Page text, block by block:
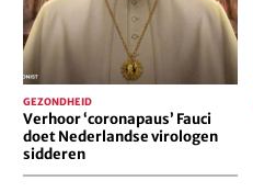
sidderen
Verhoor ‘coronapaus’ Fauci
doet Nederlandse virologen
sidderen
GEZONDHEID